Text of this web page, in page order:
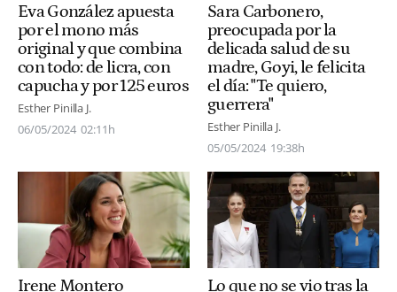
Eva González apuesta
por el mono más
original y que combina
con todo: de licra, con
capucha y por 125 euros
Esther Pinilla J.
06/05/2024 02:11h
Sara Carbonero,
preocupada por la
delicada salud de su
madre, Goyi, le felicita
el día: "Te quiero,
guerrera"
Esther Pinilla J.
05/05/2024 19:38h
Irene Montero
Lo que no se vio tras la